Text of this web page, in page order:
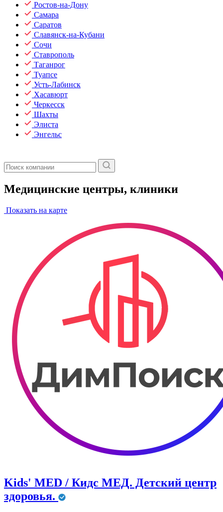
Ростов-на-Дону
Самара
Саратов
Славянск-на-Кубани
Сочи
Ставрополь
Таганрог
Туапсе
Усть-Лабинск
Хасавюрт
Черкесск
Шахты
Элиста
Энгельс
Медицинские центры, клиники
Показать на карте
Kids' MED / Кидс МЕД. Детский центр
здоровья.